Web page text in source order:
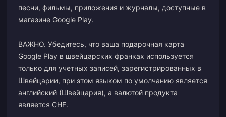
песни, фильмы, приложения и журналы, доступные в
магазине Google Play.
ВАЖНО. Убедитесь, что ваша подарочная карта
Google Play в швейцарских франках используется
только для учетных записей, зарегистрированных в
Швейцарии, при этом языком по умолчанию является
английский (Швейцария), а валютой продукта
является CHF.